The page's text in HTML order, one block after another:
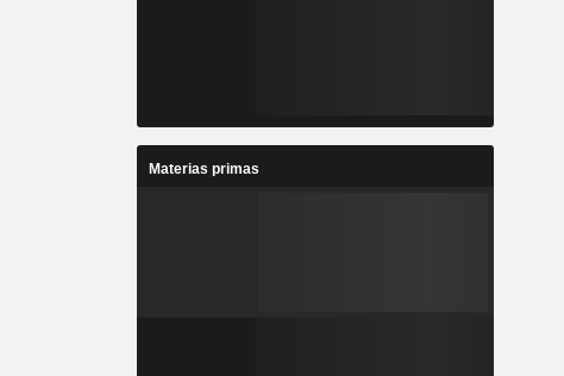
Materias primas